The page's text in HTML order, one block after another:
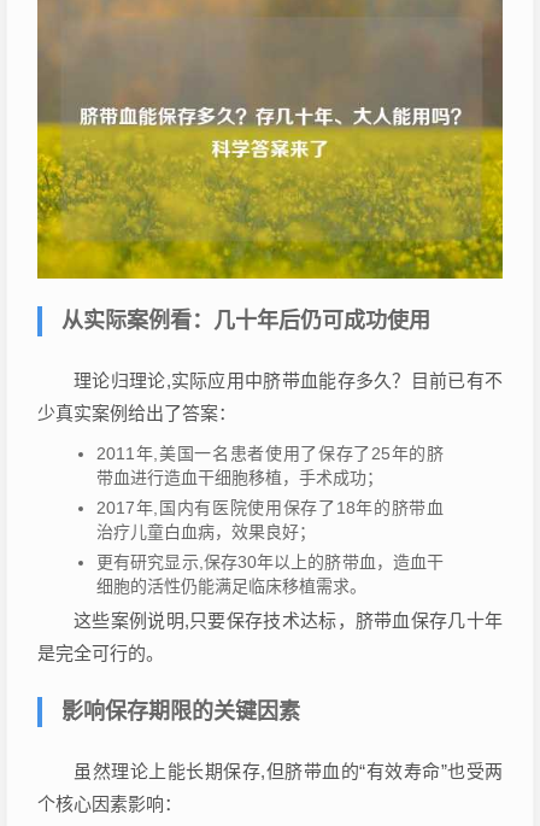
从实际案例看：几十年后仍可成功使用
理论归理论,实际应用中脐带血能存多久？目前已有不
少真实案例给出了答案：
2011年,美国一名患者使用了保存了25年的脐
带血进行造血干细胞移植，手术成功；
2017年,国内有医院使用保存了18年的脐带血
治疗儿童白血病，效果良好；
更有研究显示,保存30年以上的脐带血，造血干
细胞的活性仍能满足临床移植需求。
这些案例说明,只要保存技术达标，脐带血保存几十年
是完全可行的。
影响保存期限的关键因素
虽然理论上能长期保存,但脐带血的“有效寿命”也受两
个核心因素影响：